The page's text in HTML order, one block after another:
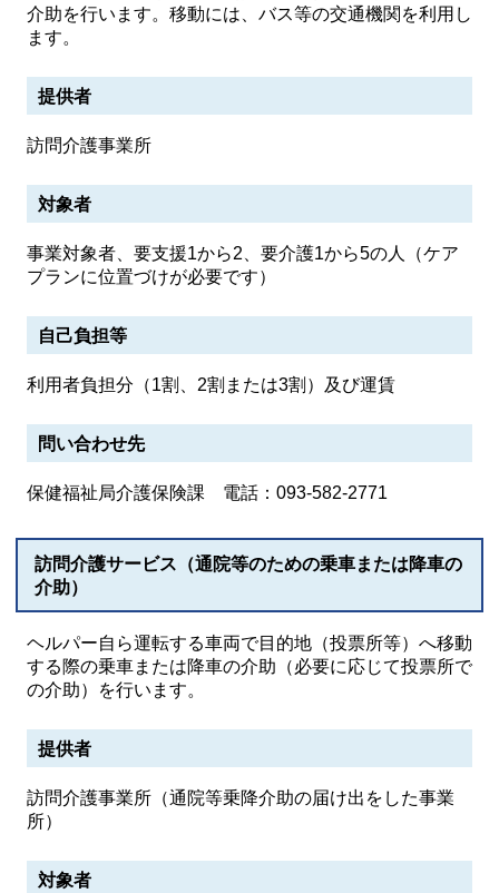
介助を行います。移動には、バス等の交通機関を利用し
ます。
提供者
訪問介護事業所
対象者
事業対象者、要支援1から2、要介護1から5の人（ケア
プランに位置づけが必要です）
自己負担等
利用者負担分（1割、2割または3割）及び運賃
問い合わせ先
保健福祉局介護保険課 電話：093-582-2771
訪問介護サービス（通院等のための乗車または降車の
介助）
ヘルパー自ら運転する車両で目的地（投票所等）へ移動
する際の乗車または降車の介助（必要に応じて投票所で
の介助）を行います。
提供者
訪問介護事業所（通院等乗降介助の届け出をした事業
所）
対象者